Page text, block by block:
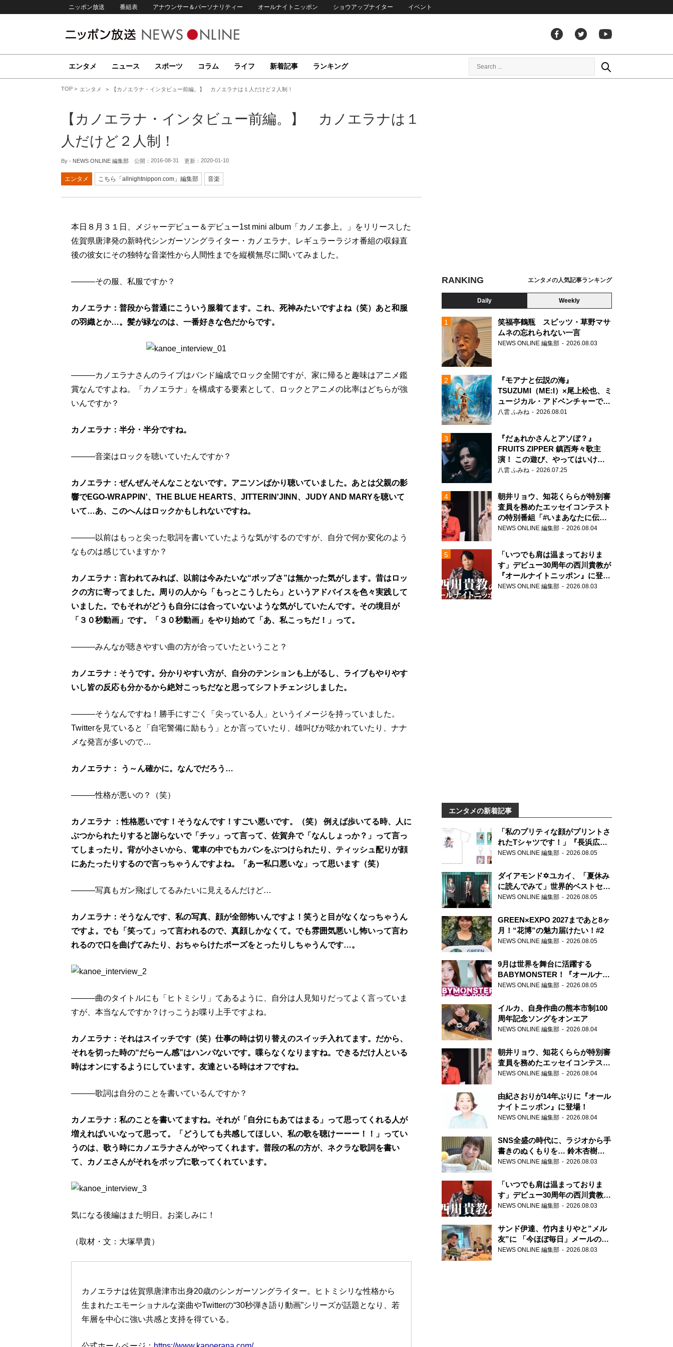
ニッポン放送 番組表 アナウンサー＆パーソナリティー オールナイトニッポン ショウアップナイター イベント
エンタメ ニュース スポーツ コラム ライフ 新着記事 ランキング
TOP エンタメ 【カノエラナ・インタビュー前編。】 カノエラナは１人だけど２人制！
【カノエラナ・インタビュー前編。】 カノエラナは１
人だけど２人制！
By - NEWS ONLINE 編集部 公開： 2016-08-31 更新： 2020-01-10
エンタメ こちら「allnightnippon.com」編集部 音楽
本日８月３１日、メジャーデビュー＆デビュー1st mini album「カノエ参上。」をリリースした
佐賀県唐津発の新時代シンガーソングライター・カノエラナ。レギュラーラジオ番組の収録直
後の彼女にその独特な音楽性から人間性までを縦横無尽に聞いてみました。
―――その服、私服ですか？
カノエラナ：普段から普通にこういう服着てます。これ、死神みたいですよね（笑）あと和服
の羽織とか…。髪が緑なのは、一番好きな色だからです。
―――カノエラナさんのライブはバンド編成でロック全開ですが、家に帰ると趣味はアニメ鑑
賞なんですよね。「カノエラナ」を構成する要素として、ロックとアニメの比率はどちらが強
いんですか？
カノエラナ：半分・半分ですね。
―――音楽はロックを聴いていたんですか？
カノエラナ：ぜんぜんそんなことないです。アニソンばかり聴いていました。あとは父親の影
響でEGO-WRAPPIN'、THE BLUE HEARTS、JITTERIN'JINN、JUDY AND MARYを聴いて
いて…あ、このへんはロックかもしれないですね。
―――以前はもっと尖った歌詞を書いていたような気がするのですが、自分で何か変化のよう
なものは感じていますか？
カノエラナ：言われてみれば、以前は今みたいな“ポップさ”は無かった気がします。昔はロッ
クの方に寄ってました。周りの人から「もっとこうしたら」というアドバイスを色々実践して
いました。でもそれがどうも自分には合っていないような気がしていたんです。その境目が
「３０秒動画」です。「３０秒動画」をやり始めて「あ、私こっちだ！」って。
―――みんなが聴きやすい曲の方が合っていたということ？
カノエラナ：そうです。分かりやすい方が、自分のテンションも上がるし、ライブもやりやす
いし皆の反応も分かるから絶対こっちだなと思ってシフトチェンジしました。
―――そうなんですね！勝手にすごく「尖っている人」というイメージを持っていました。
Twitterを見ていると「自宅警備に励もう」とか言っていたり、雄叫びが呟かれていたり、ナナ
メな発言が多いので…
カノエラナ： う～ん確かに。なんでだろう…
―――性格が悪いの？（笑）
カノエラナ ：性格悪いです！そうなんです！すごい悪いです。（笑） 例えば歩いてる時、人に
ぶつかられたりすると謝らないで「チッ」って言って、佐賀弁で「なんしょっか？」って言っ
てしまったり。背が小さいから、電車の中でもカバンをぶつけられたり、ティッシュ配りが顔
にあたったりするので言っちゃうんですよね。「あー私口悪いな」って思います（笑）
―――写真もガン飛ばしてるみたいに見えるんだけど…
カノエラナ：そうなんです、私の写真、顔が全部怖いんですよ！笑うと目がなくなっちゃうん
ですよ。でも「笑って」って言われるので、真顔しかなくて。でも雰囲気悪いし怖いって言わ
れるので口を曲げてみたり、おちゃらけたポーズをとったりしちゃうんです…。
―――曲のタイトルにも「ヒトミシリ」てあるように、自分は人見知りだってよく言っていま
すが、本当なんですか？けっこうお喋り上手ですよね。
カノエラナ：それはスイッチです（笑） 仕事の時は切り替えのスイッチ入れてます。だから、
それを切った時の“だらーん感”はハンパないです。喋らなくなりますね。できるだけ人といる
時はオンにするようにしています。友達といる時はオフですね。
―――歌詞は自分のことを書いているんですか？
カノエラナ：私のことを書いてますね。それが「自分にもあてはまる」って思ってくれる人が
増えればいいなって思って。「どうしても共感してほしい、私の歌を聴けーーー！！」ってい
うのは、歌う時にカノエラナさんがやってくれます。普段の私の方が、ネクラな歌詞を書い
て、カノエさんがそれをポップに歌ってくれています。
気になる後編はまた明日。お楽しみに！
（取材・文：大塚早貴）
カノエラナは佐賀県唐津市出身20歳のシンガーソングライター。ヒトミシリな性格から
生まれたエモーショナルな楽曲やTwitterの“30秒弾き語り動画”シリーズが話題となり、若
年層を中心に強い共感と支持を得ている。
RANKING エンタメの人気記事ランキング
Daily Weekly
笑福亭鶴瓶 スピッツ・草野マサ
ムネの忘れられない一言
NEWS ONLINE 編集部 2026.08.03
『モアナと伝説の海』
TSUZUMI（ME:I）×尾上松也、ミ
ュージカル・アドベンチャーで美
声を響かせる
八雲 ふみね 2026.08.01
『だぁれかさんとアソぼ？』
FRUITS ZIPPER 鎮西寿々歌主
演！ この遊び、やってはいけま
せん。
八雲 ふみね 2026.07.25
朝井リョウ、知花くららが特別審
査員を務めたエッセイコンテスト
の特別番組「#いまあなたに伝え
たいこと」
NEWS ONLINE 編集部 2026.08.04
「いつでも肩は温まっておりま
す」デビュー30周年の西川貴教が
『オールナイトニッポン』に登
場！
NEWS ONLINE 編集部 2026.08.03
エンタメの新着記事
「私のプリティな顔がプリントさ
れたTシャツです！」『長浜広奈
天下無双』初の番組グッズ発売
NEWS ONLINE 編集部 2026.08.05
ダイアモンド✡ユカイ、「夏休み
に読んでみて」世界的ベストセラ
ー『アナスタシア』を紹介
NEWS ONLINE 編集部 2026.08.05
GREEN×EXPO 2027まであと8ヶ
月！“花博”の魅力届けたい！#2
NEWS ONLINE 編集部 2026.08.05
9月は世界を舞台に活躍する
BABYMONSTER！『オールナイ
トニッポンPODCAST』月替わり
NEWS ONLINE 編集部 2026.08.05
イルカ、自身作曲の熊本市制100
周年記念ソングをオンエア
NEWS ONLINE 編集部 2026.08.04
朝井リョウ、知花くららが特別審
査員を務めたエッセイコンテスト
の特別番組「#いまあなたに伝え
NEWS ONLINE 編集部 2026.08.04
由紀さおりが14年ぶりに『オール
ナイトニッポン』に登場！
NEWS ONLINE 編集部 2026.08.04
SNS全盛の時代に、ラジオから手
書きのぬくもりを… 鈴木杏樹の
直筆はがきが届く！
郵便局
NEWS ONLINE 編集部 2026.08.03
「いつでも肩は温まっておりま
す」デビュー30周年の西川貴教が
『オールナイトニッポン』に登
NEWS ONLINE 編集部 2026.08.03
サンド伊達、竹内まりやと”メル
友”に 「今ほぼ毎日」メールのや
り取り明かす
NEWS ONLINE 編集部 2026.08.03